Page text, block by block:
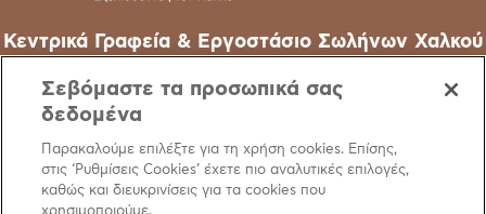
Κεντρικά Γραφεία & Εργοστάσιο Σωλήνων Χαλκού
62o χλμ Εθν. Οδού Αθηνών-Λαμίας, 32011 Οινόφυτα –
Βοιωτίας
T +30 22620 48111
E info@halcor.com
Σεβόμαστε τα προσωπικά σας
δεδομένα
Παρακαλούμε επιλέξτε για τη χρήση cookies. Επίσης,
στις ‘Ρυθμίσεις Cookies’ έχετε πιο αναλυτικές επιλογές,
καθώς και διευκρινίσεις για τα cookies που